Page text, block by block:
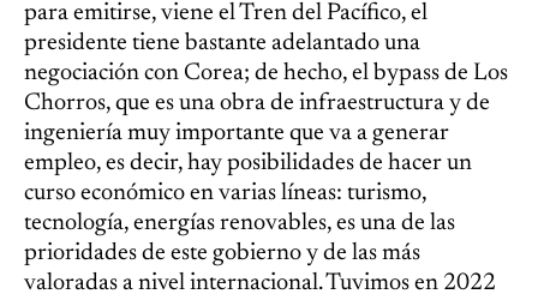
para emitirse, viene el Tren del Pacífico, el
presidente tiene bastante adelantado una
negociación con Corea; de hecho, el bypass de Los
Chorros, que es una obra de infraestructura y de
ingeniería muy importante que va a generar
empleo, es decir, hay posibilidades de hacer un
curso económico en varias líneas: turismo,
tecnología, energías renovables, es una de las
prioridades de este gobierno y de las más
valoradas a nivel internacional. Tuvimos en 2022